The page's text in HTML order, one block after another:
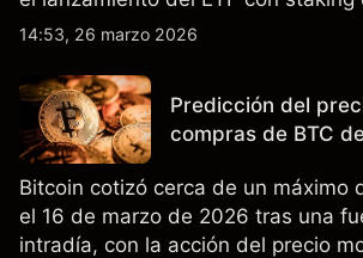
la actualización Pectra y las
no es un indicador fiable de
14:53, 26 marzo 2026
Predicción del
compras de BTC
Bitcoin cotizó cerca de un máximo
el 16 de marzo de 2026 tras una
intradía, con la acción del precio